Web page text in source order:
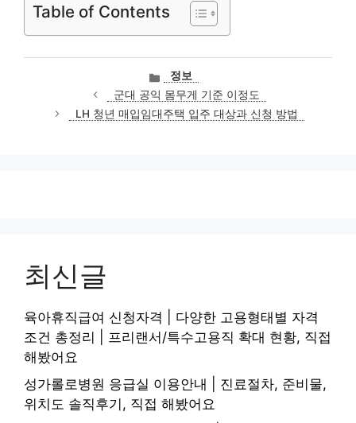
Table of Contents
카
테
고
리
정보
군대 공익 몸무게 기준 이정도
LH 청년 매입임대주택 입주 대상과 신청 방법
최신글
육아휴직급여 신청자격 | 다양한 고용형태별 자격
조건 총정리 | 프리랜서/특수고용직 확대 현황, 직접
해봤어요
성가롤로병원 응급실 이용안내 | 진료절차, 준비물,
위치도 솔직후기, 직접 해봤어요